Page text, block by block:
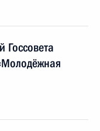
Госсовета